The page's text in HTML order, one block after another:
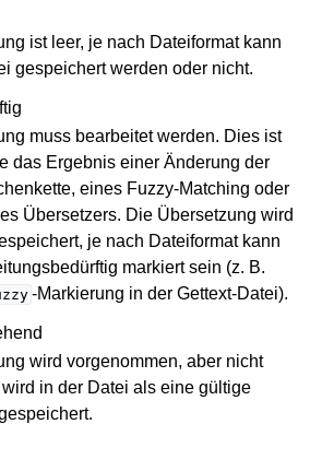
ist leer, je nach Dateiformat kann
gespeichert werden oder nicht.
muss bearbeitet werden. Dies ist
das Ergebnis einer Änderung der
eines Fuzzy-Matching oder
Übersetzers. Die Übersetzung wird
je nach Dateiformat kann
markiert sein (z. B.
-Markierung in der Gettext-Datei).
wird vorgenommen, aber nicht
in der Datei als eine gültige